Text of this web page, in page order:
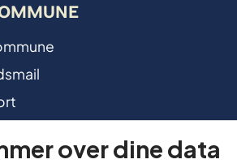
over dine data